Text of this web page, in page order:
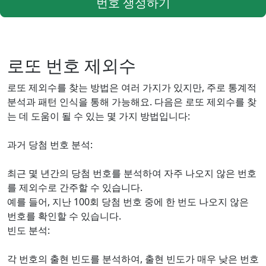
로또 번호 제외수
로또 제외수를 찾는 방법은 여러 가지가 있지만, 주로 통계적
분석과 패턴 인식을 통해 가능해요. 다음은 로또 제외수를 찾
는 데 도움이 될 수 있는 몇 가지 방법입니다:
과거 당첨 번호 분석:
최근 몇 년간의 당첨 번호를 분석하여 자주 나오지 않은 번호
를 제외수로 간주할 수 있습니다.
예를 들어, 지난 100회 당첨 번호 중에 한 번도 나오지 않은
번호를 확인할 수 있습니다.
빈도 분석:
각 번호의 출현 빈도를 분석하여, 출현 빈도가 매우 낮은 번호